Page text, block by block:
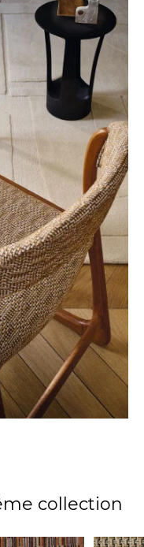
collection